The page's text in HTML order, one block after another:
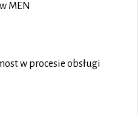
MEN
w procesie obsługi